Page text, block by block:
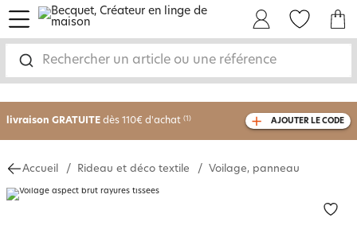
Rechercher un article ou une référence
menu
-30% sur votre commandedès 2 articles
livraison GRATUITE dès 110€ d'achat (1) AJOUTER LE CODE
Accueil Rideau et déco textile Voilage, panneau